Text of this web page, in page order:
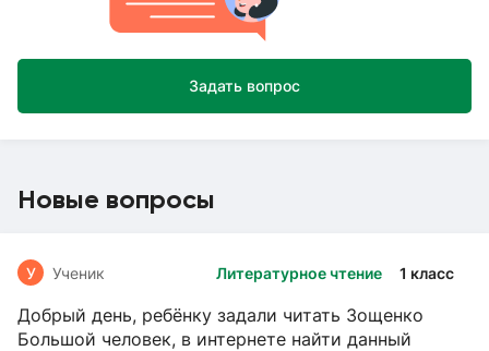
Задать вопрос
Новые вопросы
Литературное чтение 1 класс
У Ученик
Добрый день, ребёнку задали читать Зощенко
Большой человек, в интернете найти данный